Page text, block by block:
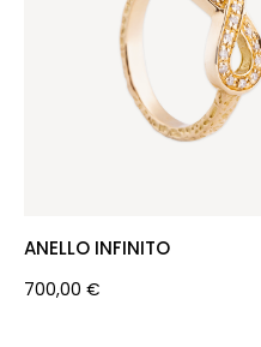
ANELLO INFINITO
700,00 €